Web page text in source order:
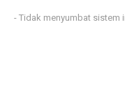
- Tidak menyumbat sistem